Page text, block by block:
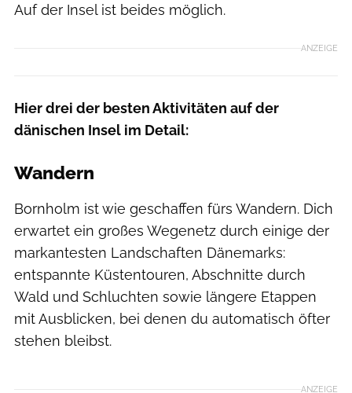
Auf der Insel ist beides möglich.
ANZEIGE
Hier drei der besten Aktivitäten auf der
dänischen Insel im Detail:
Wandern
Bornholm ist wie geschaffen fürs Wandern. Dich
erwartet ein großes Wegenetz durch einige der
markantesten Landschaften Dänemarks:
entspannte Küstentouren, Abschnitte durch
Wald und Schluchten sowie längere Etappen
mit Ausblicken, bei denen du automatisch öfter
stehen bleibst.
ANZEIGE